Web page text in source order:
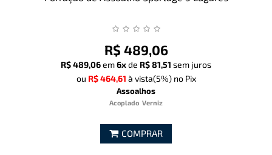
R$ 489,06
R$ 489,06em6xde R$ 81,51 sem juros
ou R$ 464,61 à vista(5%)no Pix
Assoalhos
Acoplado Verniz
COMPRAR